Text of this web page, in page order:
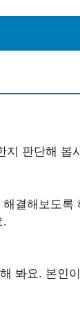
지 판단해 봅
결해보도록
.
봐요. 본인